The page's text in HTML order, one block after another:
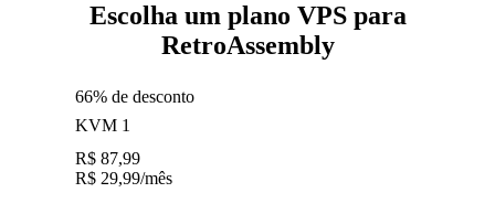
Escolha um plano VPS para
RetroAssembly
66% de desconto
KVM 1
R$ 87,99
R$ 29,99/mês